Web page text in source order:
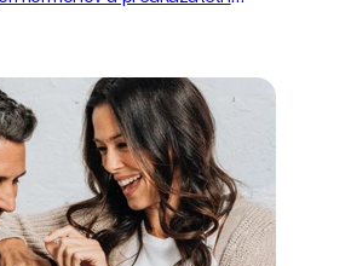
vypadávanie vlasov.
nie ste vystavení aj vy.